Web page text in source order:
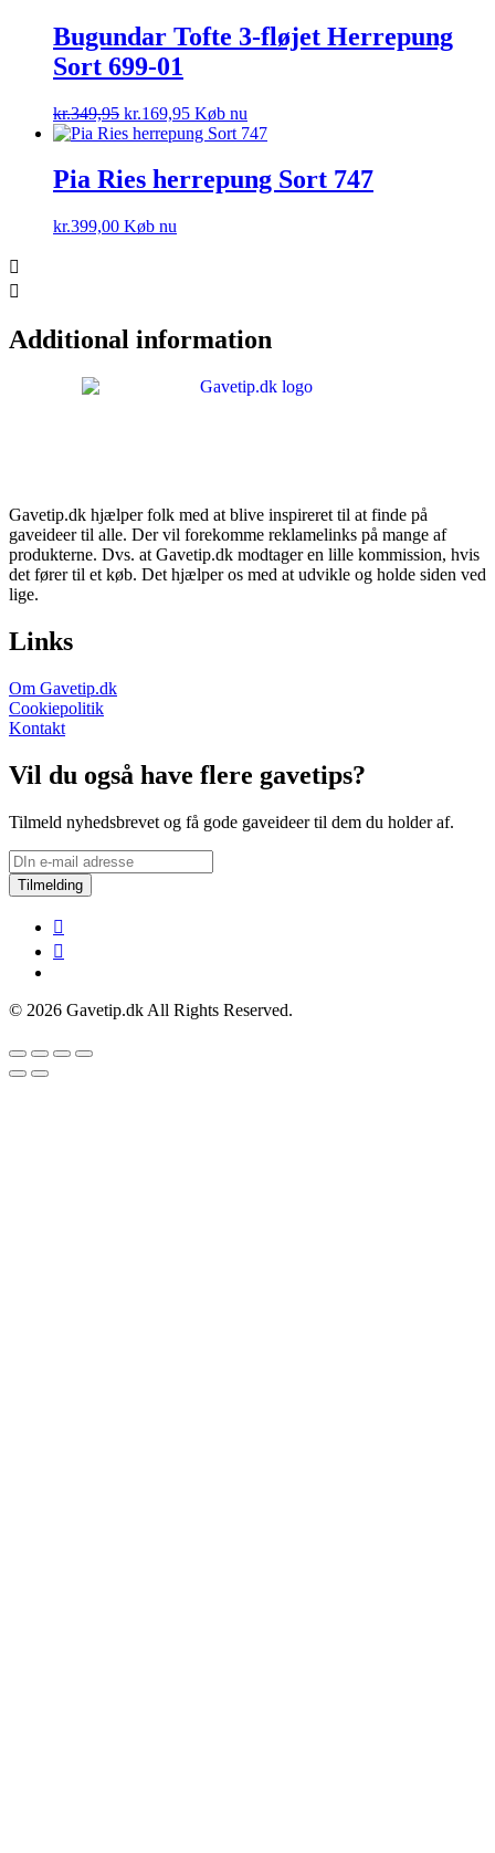
Bugundar Tofte 3-fløjet Herrepung
Sort 699-01
kr.349,95 Den
oprindelige
var:
kr.349,95.
kr.169,95Den
aktuelle
er:
kr.169,95.
Køb nu
Pia Ries herrepung Sort 747
kr.399,00 Køb nu
Additional information
Gavetip.dk hjælper folk med at blive inspireret til at finde på
gaveideer til alle. Der vil forekomme reklamelinks på mange af
produkterne. Dvs. at Gavetip.dk modtager en lille kommission, hvis
det fører til et køb. Det hjælper os med at udvikle og holde siden ved
lige.
Links
Om Gavetip.dk
Cookiepolitik
Kontakt
Vil du også have flere gavetips?
Tilmeld nyhedsbrevet og få gode gaveideer til dem du holder af.
Tilmelding
© 2026 Gavetip.dk All Rights Reserved.